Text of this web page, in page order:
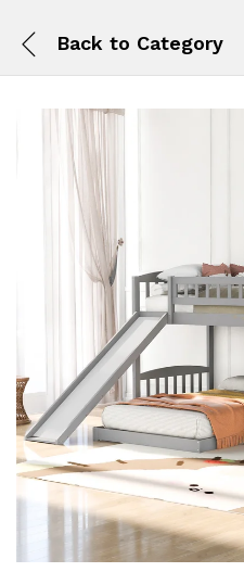
Back to Category